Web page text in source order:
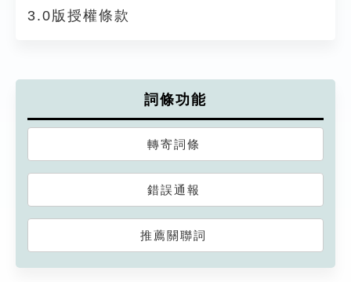
3.0版授權條款
詞條功能
轉寄詞條
錯誤通報
推薦關聯詞